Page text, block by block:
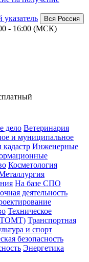
Вся Россия
- 16:00 (МСК)
дело Ветеринария
и муниципальное
кадастр Инженерные
Косметология
На базе СПО
деятельность
Техническое
(ТОМТ) Транспортная
и спорт
безопасность
Энергетика